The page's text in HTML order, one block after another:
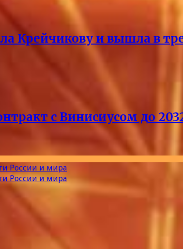
Крейчикову и вышла в
с Винисиусом до